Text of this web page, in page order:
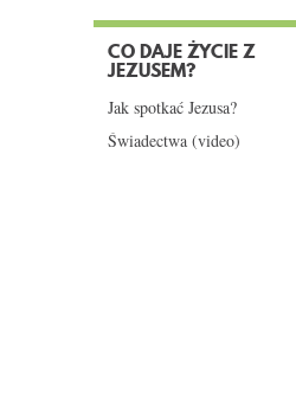
CO DAJE ŻYCIE Z
JEZUSEM?
Jak spotkać Jezusa?
Świadectwa (video)